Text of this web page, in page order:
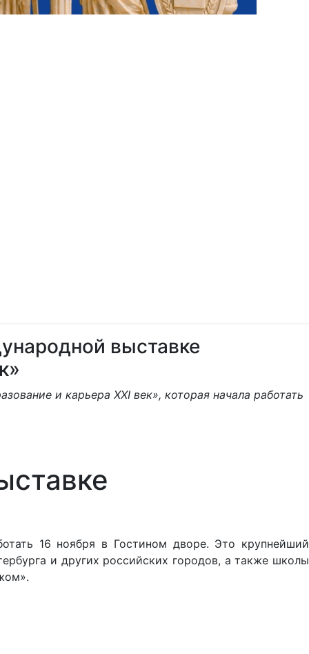
выставке
и карьера ХХI век», которая начала работать
16 ноября в Гостином дворе. Это крупнейший
и других российских городов, а также школы